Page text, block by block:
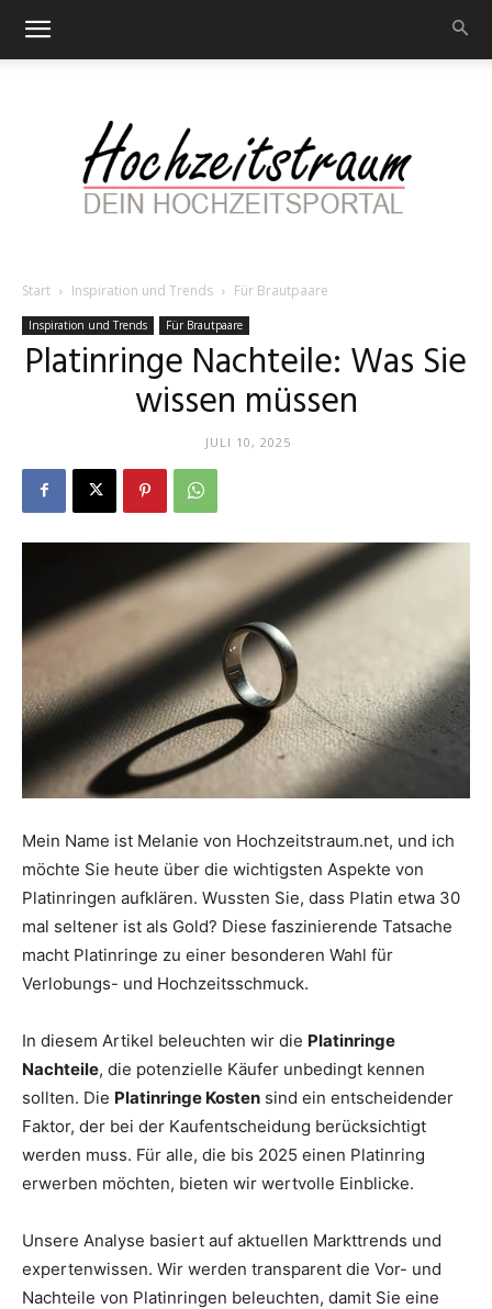
Hochzeitstraum
–
Portal
rund
das
Hochzeit
Start Inspiration und Trends Für Brautpaare
Inspiration und Trends Für Brautpaare
Platinringe Nachteile: Was Sie
wissen müssen
JULI 10, 2025
Mein Name ist Melanie von Hochzeitstraum.net, und ich
möchte Sie heute über die wichtigsten Aspekte von
Platinringen aufklären. Wussten Sie, dass Platin etwa 30
mal seltener ist als Gold? Diese faszinierende Tatsache
macht Platinringe zu einer besonderen Wahl für
Verlobungs- und Hochzeitsschmuck.
In diesem Artikel beleuchten wir die Platinringe
Nachteile, die potenzielle Käufer unbedingt kennen
sollten. Die Platinringe Kosten sind ein entscheidender
Faktor, der bei der Kaufentscheidung berücksichtigt
werden muss. Für alle, die bis 2025 einen Platinring
erwerben möchten, bieten wir wertvolle Einblicke.
Unsere Analyse basiert auf aktuellen Markttrends und
expertenwissen. Wir werden transparent die Vor- und
Nachteile von Platinringen beleuchten, damit Sie eine